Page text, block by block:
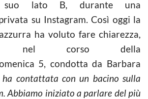
suo lato B, durante una
su Instagram. Così oggi la
ha voluto fare chiarezza,
nel corso della
5, condotta da Barbara
contattata con un bacino sulla
Abbiamo iniziato a parlare del più